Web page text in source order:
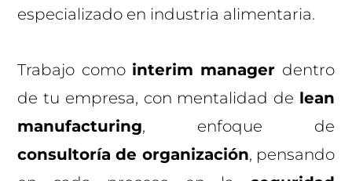
especializado en industria alimentaria.
Trabajo como interim manager dentro
de tu empresa, con mentalidad de lean
manufacturing, enfoque de
consultoría de organización, pensando